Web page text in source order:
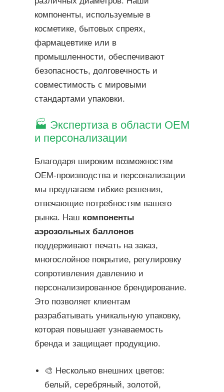
компоненты, используемые в
косметике, бытовых спреях,
фармацевтике или в
промышленности, обеспечивают
безопасность, долговечность и
совместимость с мировыми
стандартами упаковки.
🏭 Экспертиза в области OEM
и персонализации
Благодаря широким возможностям
OEM-производства и персонализации
мы предлагаем гибкие решения,
отвечающие потребностям вашего
рынка. Наш компоненты
аэрозольных баллонов
поддерживают печать на заказ,
многослойное покрытие, регулировку
сопротивления давлению и
персонализированное брендирование.
Это позволяет клиентам
разрабатывать уникальную упаковку,
которая повышает узнаваемость
бренда и защищает продукцию.
🎨 Несколько внешних цветов:
белый, серебряный, золотой,